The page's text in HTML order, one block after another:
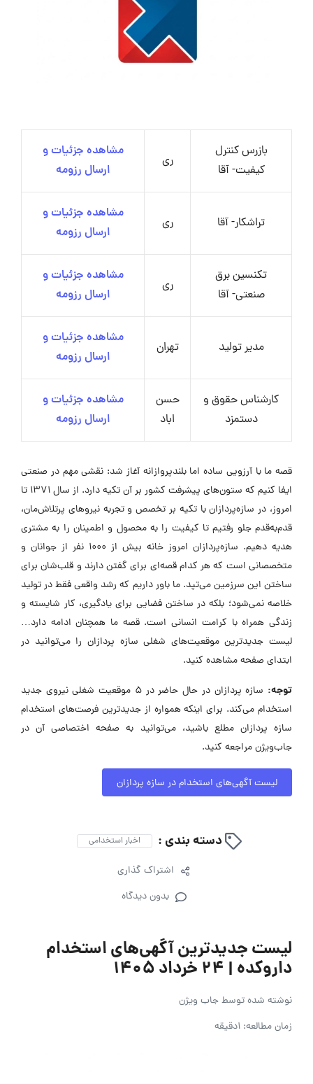
بازرس کنترل
کیفیت- آقا
ری
مشاهده جزئیات و
ارسال رزومه
تراشکار- آقا ری
مشاهده جزئیات و
ارسال رزومه
تکنسین برق
صنعتی- آقا
ری
مشاهده جزئیات و
ارسال رزومه
مدیر تولید تهران
مشاهده جزئیات و
ارسال رزومه
کارشناس حقوق و
دستمزد
حسن
اباد
مشاهده جزئیات و
ارسال رزومه
قصه ما با آرزویی ساده اما بلندپروازانه آغاز شد: نقشی مهم در صنعتی
ایفا کنیم که ستون‌های پیشرفت کشور بر آن تکیه دارد. از سال 1371 تا
امروز، در سازه‌پردازان با تکیه بر تخصص و تجربه نیروهای پرتلاش‌مان،
قدم‌به‌قدم جلو رفتیم تا کیفیت را به محصول و اطمینان را به مشتری
هدیه دهیم. سازه‌پردازان امروز خانه بیش از 1000 نفر از جوانان و
متخصصانی است که هر کدام قصه‌ای برای گفتن دارند و قلب‌شان برای
ساختن این سرزمین می‌تپد. ما باور داریم که رشد واقعی فقط در تولید
خلاصه نمی‌شود؛ بلکه در ساختن فضایی برای یادگیری، کار شایسته و
زندگی همراه با کرامت انسانی است. قصه ما همچنان ادامه دارد…
لیست جدیدترین موقعیت‌های شغلی سازه پردازان را می‌توانید در
ابتدای صفحه مشاهده کنید.
توجه:
سازه پردازان در حال حاضر در ۵ موقعیت شغلی نیروی جدید
استخدام می‌کند. برای اینکه همواره از جدیدترین فرصت‌های استخدام
سازه پردازان مطلع باشید، می‌توانید به صفحه اختصاصی آن در
جاب‌ویژن مراجعه کنید.
لیست آگهی‌های استخدام در سازه پردازان
دسته بندی : اخبار استخدامی
اشتراک گذاری
بدون دیدگاه
لیست جدیدترین آگهی‌های استخدام
داروکده | ۲۴ خرداد ۱۴۰۵
نوشته شده توسطجاب ویژن
زمان مطالعه: 1دقیقه